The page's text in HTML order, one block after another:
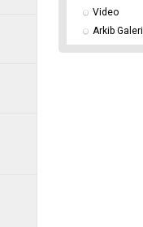
Video
Arkib Galeri